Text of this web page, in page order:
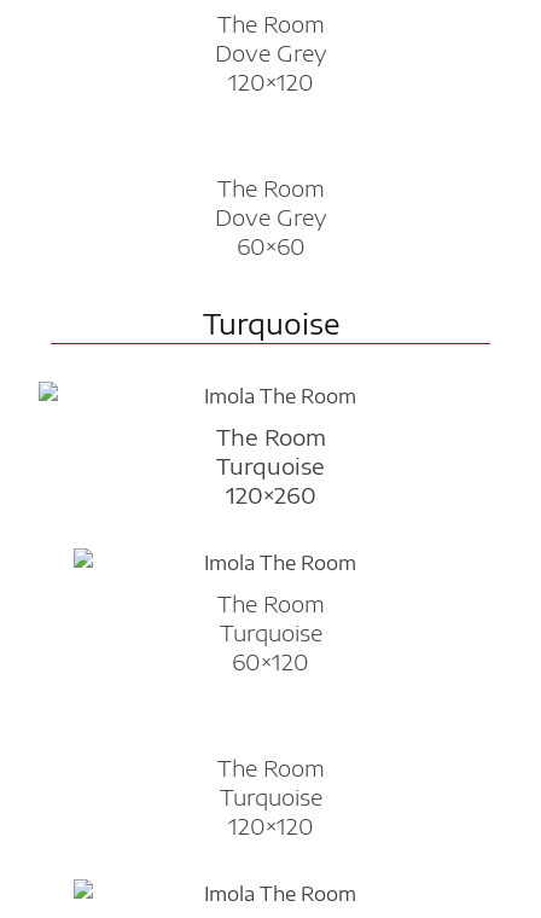
The Room
Dove Grey
120×120
The Room
Dove Grey
60×60
Turquoise
The Room
Turquoise
120×260
The Room
Turquoise
60×120
The Room
Turquoise
120×120